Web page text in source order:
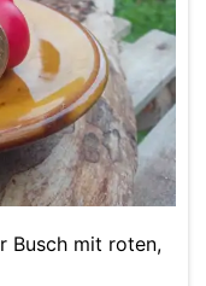
Busch mit roten,